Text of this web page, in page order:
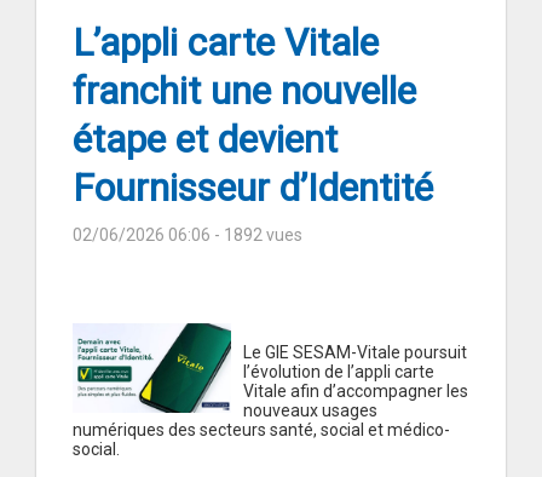
L’appli carte Vitale
franchit une nouvelle
étape et devient
Fournisseur d’Identité
02/06/2026 06:06 - 1892 vues
Le GIE SESAM-Vitale poursuit
l’évolution de l’appli carte
Vitale afin d’accompagner les
nouveaux usages
numériques des secteurs santé, social et médico-
social.